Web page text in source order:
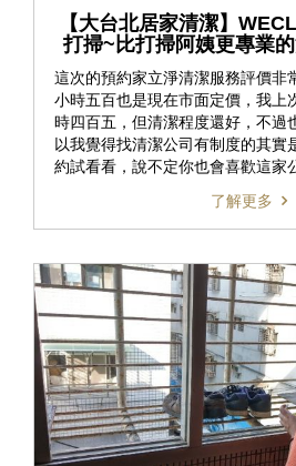
【大台北居家清潔】
打掃~比打掃阿姨更專業
這次的預約家立淨清潔服務評價非
小時五百也是現在市面定價，我上
時四百五，但清潔程度還好，不過
以我覺得找清潔公司有制度的其實
約試看看，說不定你也會喜歡這家
了解更多